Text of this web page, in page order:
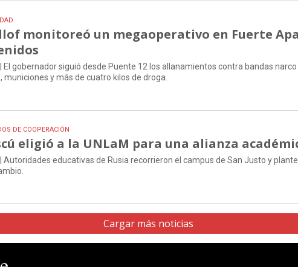
monitoreó un megaoperativo en Fuerte
| El gobernador siguió desde Puente 12 los allanamientos contra bandas
municiones y más de cuatro kilos de droga.
DE COOPERACIÓN
eligió a la UNLaM para una alianza
| Autoridades educativas de Rusia recorrieron el campus de San Justo y
Cargar más noticias